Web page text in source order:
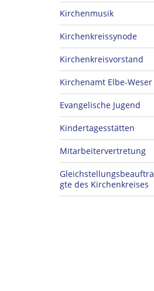
Kirchenmusik
Kirchenkreissynode
Kirchenkreisvorstand
Kirchenamt Elbe-Weser
Evangelische Jugend
Kindertagesstätten
Mitarbeitervertretung
Gleichstellungsbeauftra
gte des Kirchenkreises